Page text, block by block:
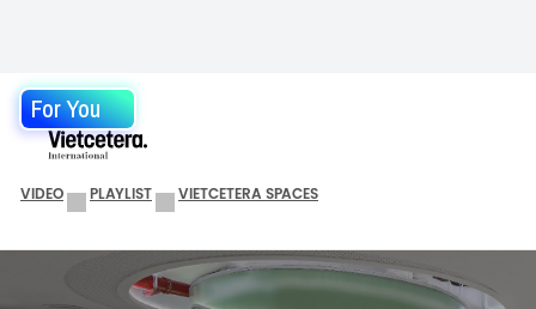
For You
VIDEO PLAYLIST VIETCETERA SPACES